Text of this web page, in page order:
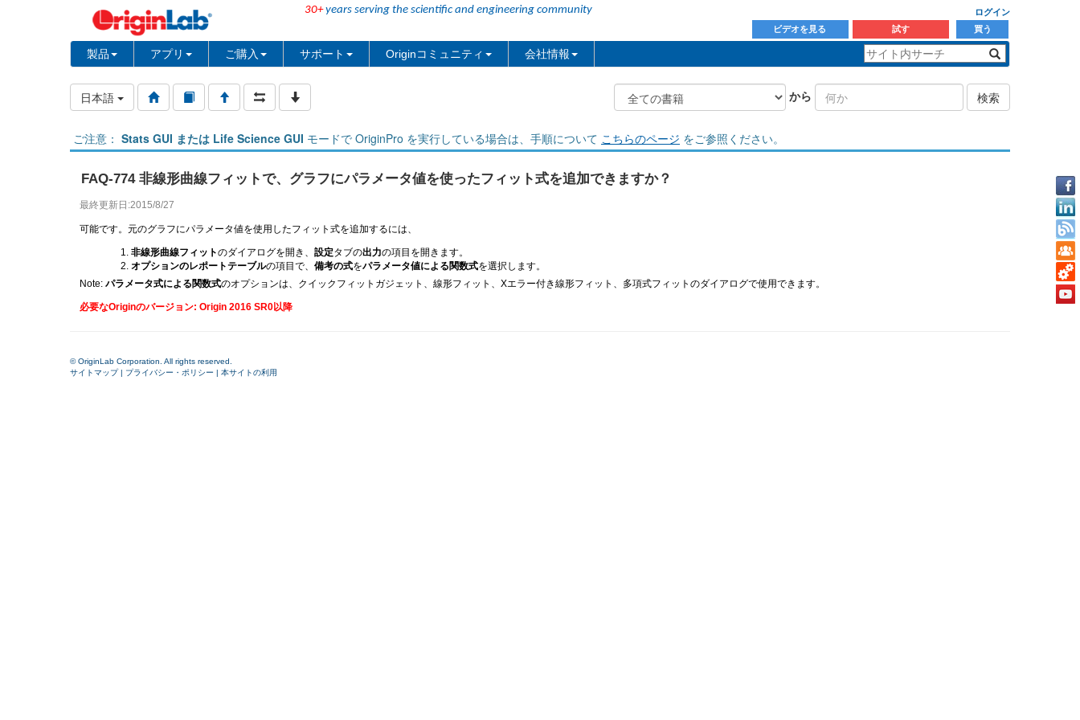
30+years serving the scientific and engineering community
ログイン
ビデオを見る
試す 買う
製品 アプリ ご購入 サポート Originコミュニティ 会社情報
日本語 から 検索
ご注意： Stats GUI または Life Science GUI モードで OriginPro を実行している場合は、手順について こちらのページ をご参照ください。
FAQ-774 非線形曲線フィットで、グラフにパラメータ値を使ったフィット式を追加できますか？
最終更新日:2015/8/27
可能です。元のグラフにパラメータ値を使用したフィット式を追加するには、
非線形曲線フィットのダイアログを開き、 設定タブの出力の項目を開きます。
オプションのレポートテーブルの項目で、 備考の式をパラメータ値による関数式を選択します。
Note: パラメータ式による関数式のオプションは、クイックフィットガジェット、線形フィット、Xエラー付き線形フィット、多項式フィットのダイアログで使用できます。
必要なOriginのバージョン: Origin 2016 SR0以降
© OriginLab Corporation. All rights reserved.
サイトマップ
プライバシー・ポリシー 本サイトの利用